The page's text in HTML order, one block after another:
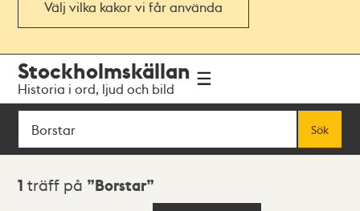
Välj vilka kakor vi får använda
navigationen
huvudinnehållet
Stockholmskällan
Historia i ord, ljud och bild
Sök
Sök
Sökresultat
1 träff på Borstar